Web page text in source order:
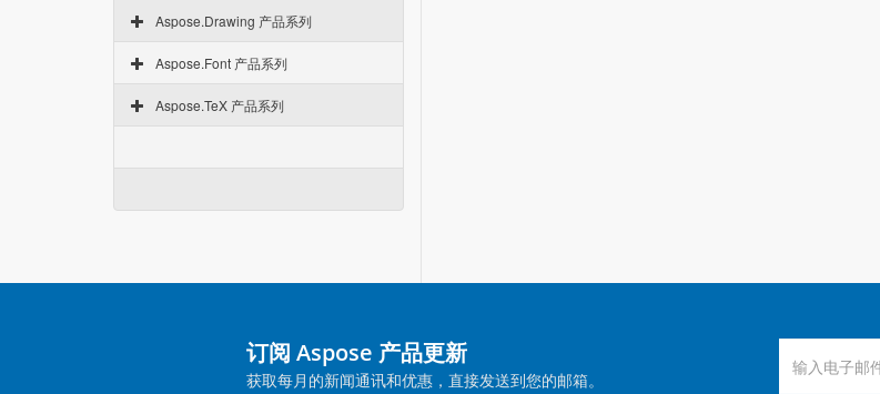
Aspose.Drawing 产品系列
Aspose.Font 产品系列
Aspose.TeX 产品系列
订阅 Aspose 产品更新
获取每月的新闻通讯和优惠，直接发送到您的邮箱。